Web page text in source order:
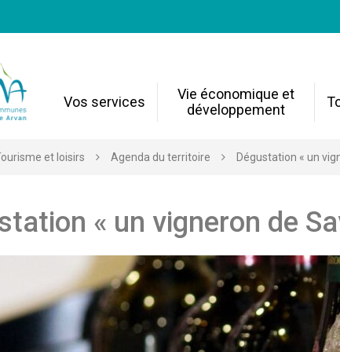
Vos services
Vie économique et
développement
et loisirs Agenda du territoire Dégustation « un
« un vigneron de